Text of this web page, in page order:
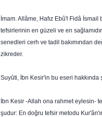
İmam. Allâme, Hafız Ebû'l Fidâ İsmail
tefsirlerinin en güzeli ve en
senedleri cerh ve tadil bakımından
zikreder.
Suyûti, İbn Kesir'in bu eseri
İbn Kesir -Allah ona rahmet eylesin-
şudur: En doğru tefsir metodu